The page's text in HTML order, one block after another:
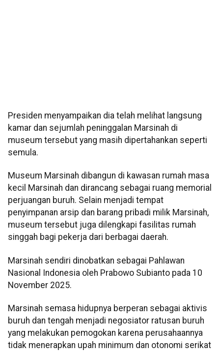
Presiden menyampaikan dia telah melihat langsung
kamar dan sejumlah peninggalan Marsinah di
museum tersebut yang masih dipertahankan seperti
semula.
Museum Marsinah dibangun di kawasan rumah masa
kecil Marsinah dan dirancang sebagai ruang memorial
perjuangan buruh. Selain menjadi tempat
penyimpanan arsip dan barang pribadi milik Marsinah,
museum tersebut juga dilengkapi fasilitas rumah
singgah bagi pekerja dari berbagai daerah.
Marsinah sendiri dinobatkan sebagai Pahlawan
Nasional Indonesia oleh Prabowo Subianto pada 10
November 2025.
Marsinah semasa hidupnya berperan sebagai aktivis
buruh dan tengah menjadi negosiator ratusan buruh
yang melakukan pemogokan karena perusahaannya
tidak menerapkan upah minimum dan otonomi serikat